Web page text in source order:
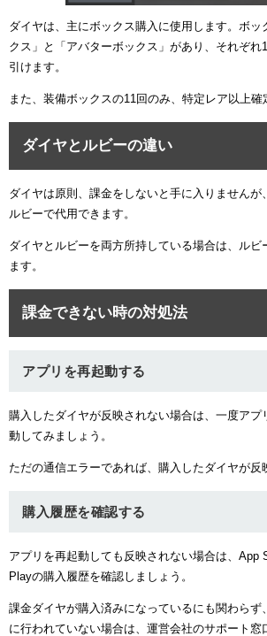
ダイヤは、主にボックス購入に使用します。ボッ
クス」と「アバターボックス」があり、それぞれ
引けます。
また、装備ボックスの11回のみ、特定レア以上確
ダイヤとルビーの違い
ダイヤは原則、課金をしないと手に入りませんが
ルビーで代用できます。
ダイヤとルビーを両方所持している場合は、ルビ
ます。
課金できない時の対処法
アプリを再起動する
購入したダイヤが反映されない場合は、一度アプ
動してみましょう。
ただの通信エラーであれば、購入したダイヤが反
購入履歴を確認する
アプリを再起動しても反映されない場合は、App
Playの購入履歴を確認しましょう。
課金ダイヤが購入済みになっているにも関わらず
に行われていない場合は、運営会社のサポート窓